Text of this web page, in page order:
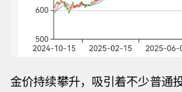
金价持续攀升，吸引着不少普通